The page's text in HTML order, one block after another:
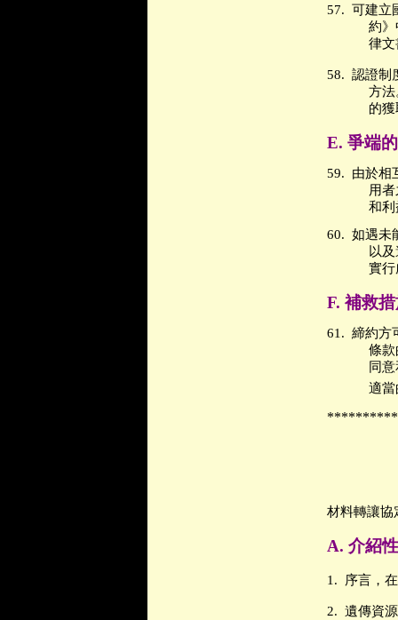
57. 可建立
約
律
58. 認證制
方
的
E. 爭端
59. 由於相
用
和
60. 如遇未
以
實
F. 補救
61. 締約方
條
同
適
材料轉讓協
A. 介紹
1. 序言，
2. 遺傳資